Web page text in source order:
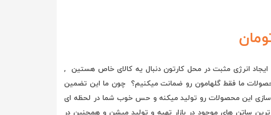
ایجاد انرژی مثبت در محل کارتون دنبال یه کالای خاص هستین ,
ما فقط گلهامون رو ضمانت میکنیم؟ چون ما این تضمین
این محصولات رو تولید میکنه و حس خوب شما در لحظه ای
ساتن های موجود در بازار تهیه و تولید میشن و همچنین در